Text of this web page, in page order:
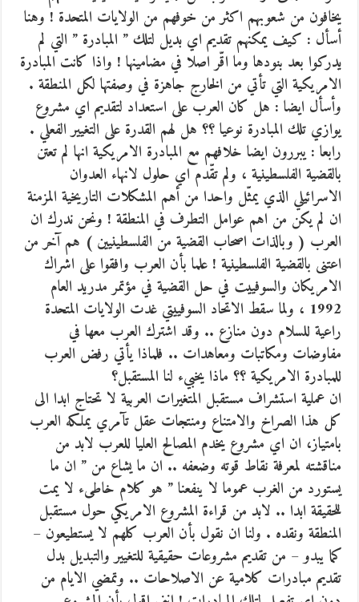
يخافون من شعوبهم اكثر من خوفهم من الولايات المتحدة ! وهنا
أسأل : كيف يمكنهم تقديم اي بديل لتلك ” المبادرة ” التي لم
يدركوا بعد بنودها وما اقّر اصلا في مضامينها ! واذا كانت المبادرة
الامريكية التي تأتي من الخارج جاهزة في وصفتها لكل المنطقة .
وأسأل ايضا : هل كان العرب على استعداد لتقديم اي مشروع
يوازي تلك المبادرة نوعيا ؟؟ هل لهم القدرة على التغيير الفعلي .
رابعا : يبررون ايضا خلافهم مع المبادرة الامريكية انها لم تعتن
بالقضية الفلسطينية ، ولم تقّدم اي حلول لانهاء العدوان
الاسرائيلي الذي يمثّل واحدا من أهم المشكلات التاريخية المزمنة
ان لم يكن من اهم عوامل التطرف في المنطقة ! ونحن ندرك ان
العرب ( وبالذات اصحاب القضية من الفلسطينيين ) هم آخر من
اعتنى بالقضية الفلسطينية ! علما بأن العرب وافقوا على اشراك
الامريكان والسوفييت في حل القضية في مؤتمر مدريد العام
1992 ، ولما سقط الاتحاد السوفييتي غدت الولايات المتحدة
راعية للسلام دون منازع .. وقد اشترك العرب معها في
مفاوضات ومكاتبات ومعاهدات .. فلماذا يأتي رفض العرب
للمبادرة الامريكية ؟؟ ماذا يخبيء لنا المستقبل؟
ان عملية استشراف مستقبل المتغيرات العربية لا تحتاج ابدا الى
كل هذا الصراخ والامتناع ومنتجات عقل تآمري يملكه العرب
بامتياز، ان اي مشروع يخدم المصالح العليا للعرب لابد من
مناقشته لمعرفة نقاط قوته وضعفه .. ان ما يشاع من ” ان ما
يستورد من الغرب عموما لا ينفعنا ” هو كلام خاطىء لا يمت
للحقيقة ابدا .. لابد من قراءة المشروع الامريكي حول مستقبل
المنطقة ونقده . ولنا ان نقول بأن العرب كلهم لا يستطيعون –
كما يبدو – من تقديم مشروعات حقيقية للتغيير والتبديل بدل
تقديم مبادرات كلامية عن الاصلاحات .. وتمضي الايام من